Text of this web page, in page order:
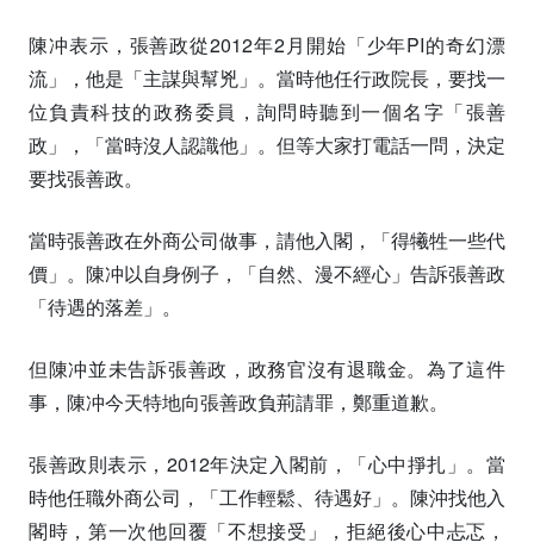
陳冲表示，張善政從2012年2月開始「少年PI的奇幻漂
流」，他是「主謀與幫兇」。當時他任行政院長，要找一
位負責科技的政務委員，詢問時聽到一個名字「張善
政」，「當時沒人認識他」。但等大家打電話一問，決定
要找張善政。
當時張善政在外商公司做事，請他入閣，「得犧牲一些代
價」。陳冲以自身例子，「自然、漫不經心」告訴張善政
「待遇的落差」。
但陳冲並未告訴張善政，政務官沒有退職金。為了這件
事，陳冲今天特地向張善政負荊請罪，鄭重道歉。
張善政則表示，2012年決定入閣前，「心中掙扎」。當
時他任職外商公司，「工作輕鬆、待遇好」。陳沖找他入
閣時，第一次他回覆「不想接受」，拒絕後心中忐忑，